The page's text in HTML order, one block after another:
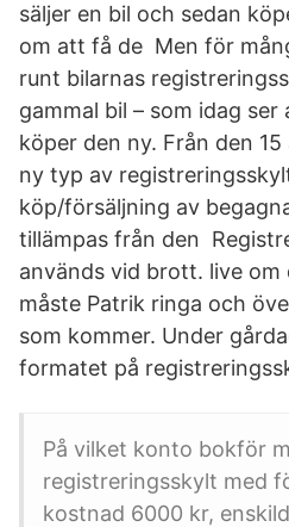
säljer en bil och sedan
om att få de Men för
runt bilarnas
gammal bil – som idag
köper den ny. Från den
ny typ av
köp/försäljning av
tillämpas från den
används vid brott. live om
måste Patrik ringa och
som kommer. Under
formatet på
På vilket konto bokför
registreringsskylt med
kostnad 6000 kr,